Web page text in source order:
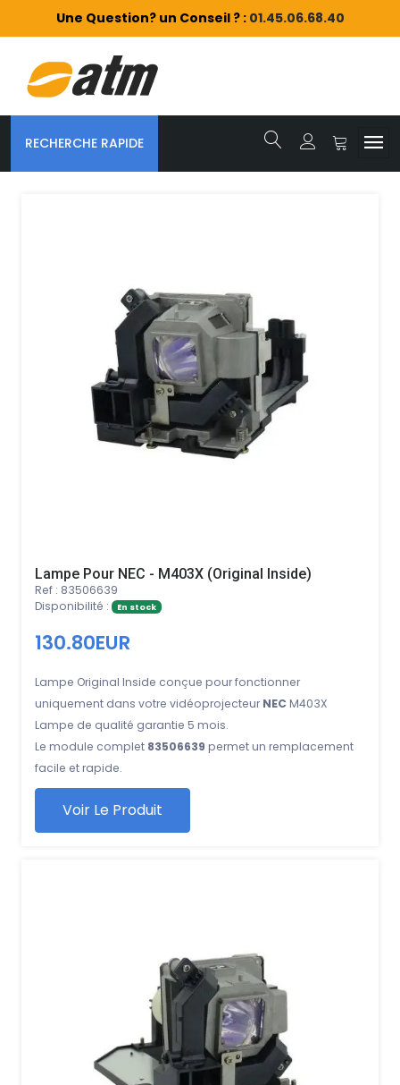
Une Question? un Conseil ? : 01.45.06.68.40
RECHERCHE RAPIDE
Lampe Pour NEC - M403X (Original Inside)
Ref : 83506639
Disponibilité :
En stock
130.80EUR
Lampe Original Inside conçue pour fonctionner
uniquement dans votre vidéoprojecteur NECM403X
Lampe de qualité garantie 5 mois.
Le module complet 83506639 permet un remplacement
facile et rapide.
Voir Le Produit